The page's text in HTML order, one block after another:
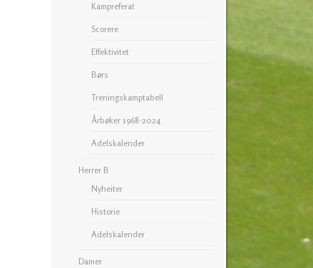
Kampreferat
Scorere
Effektivitet
Børs
Treningskamptabell
Årbøker 1968-2024
Adelskalender
Herrer B
Nyheiter
Historie
Adelskalender
Damer